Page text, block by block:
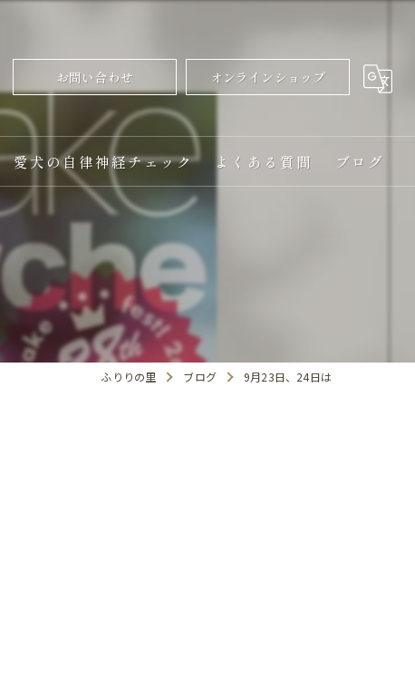
お問い合わせ オンラインショップ
愛犬の自律神経チェック よくある質問 ブログ
ふりりの里 ブログ 9月23日、24日は